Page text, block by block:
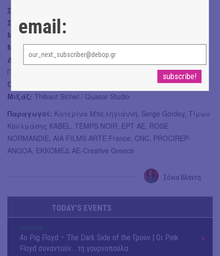
Σενάριο & Σκηνοθεσία:
Συνεργασία:
Κλειώ Μακρή
Μοντάζ:Aurique Delannoy
Μουσική:Éric Neveu
Διεύθυνση φωτογραφίας:Máté Papp, Οδυσσέας
Παυλόπουλος
Color grading:
Herbert Posch / Vidéo de Poche
Μιξάζ: Thibaut Sichet / Quasar Studio
Παραγωγοί: Κατερίνα Μπεληγιάννη, Serge Gordey, Τίμων
Κουλμάσης KABEL, TEMPS NOIR, ΕΡΤ ΑΕ, ROSE
NORMANDIE, AIA FILMS ARTE France, CNC, PROCIREP-
ANGOA, ΕΚΚΟΜΕΔ ΑΕ-Creative Greece
Σόνια Βλάντη
TODAY'S EVENTS
OUTDΟORS
4ο Pig Floyd – The Dark Side of the Γρουν | Οι Pink
Floyd συναντούν… τη γουρνοπούλα
email: